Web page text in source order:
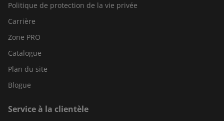
Politique de protection de la vie privée
Carrière
Zone PRO
Catalogue
Plan du site
Blogue
Service à la clientèle